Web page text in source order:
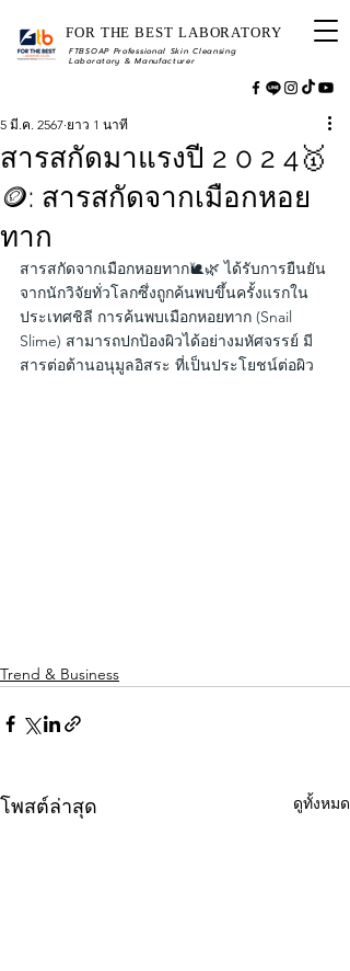
FTBSOAP Professional Skin Cleansing
Laboratory & Manufacturer
FOR THE BEST LABORATORY
สารสกัดมาแรงปี 2 0 2 4🥇
🪙: สารสกัดจากเมือกหอย
ทาก
5 มี.ค. 2567 ยาว 1 นาที
สารสกัดจากเมือกหอยทาก🐌🌿 ได้รับการยืนยัน
จากนักวิจัยทั่วโลกซึ่งถูกค้นพบขึ้นครั้งแรกใน
ประเทศชิลี การค้นพบเมือกหอยทาก (Snail
Slime) สามารถปกป้องผิวได้อย่างมหัศจรรย์ มี
สารต่อต้านอนุมูลอิสระ ที่เป็นประโยชน์ต่อผิว
Trend & Business
โพสต์ล่าสุด ดูทั้งหมด